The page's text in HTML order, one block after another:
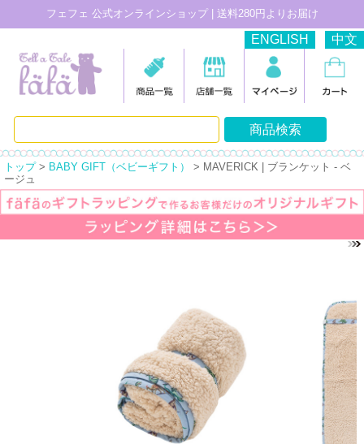
フェフェ 公式オンラインショップ | 送料280円よりお届け
ENGLISH 中文
トップ> BABY GIFT（ベビーギフト）
> MAVERICK | ブランケット - ベ
ージュ